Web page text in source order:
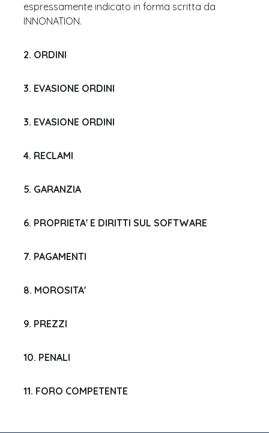
espressamente indicato in forma scritta da
INNONATION.
2. ORDINI
3. EVASIONE ORDINI
3. EVASIONE ORDINI
4. RECLAMI
5. GARANZIA
6. PROPRIETA' E DIRITTI SUL SOFTWARE
7. PAGAMENTI
8. MOROSITA'
9. PREZZI
10. PENALI
11. FORO COMPETENTE